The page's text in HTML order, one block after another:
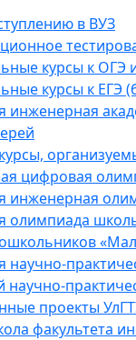
в ВУЗ
курсы к ОГЭ
курсы к ЕГЭ
инженерная
цифровая
инженерная
олимпиада
научно-
научно-
проекты
факультета